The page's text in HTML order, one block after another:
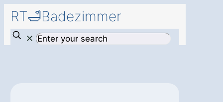
RT🛁Badezimmer
✕